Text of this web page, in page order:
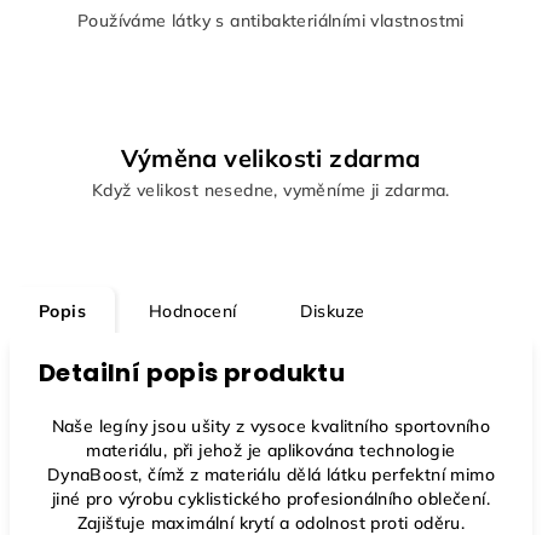
Používáme látky s antibakteriálními vlastnostmi
Výměna velikosti zdarma
Když velikost nesedne, vyměníme ji zdarma.
Popis Hodnocení Diskuze
Detailní popis produktu
Naše legíny jsou ušity z vysoce kvalitního sportovního
materiálu, při jehož je aplikována technologie
DynaBoost, čímž z materiálu dělá látku perfektní mimo
jiné pro výrobu cyklistického profesionálního oblečení.
Zajišťuje maximální krytí a odolnost proti oděru.